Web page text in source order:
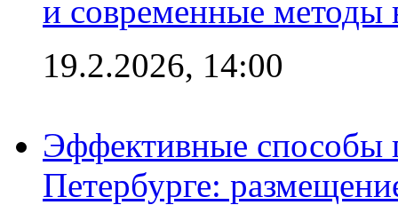
и современные методы
19.2.2026, 14:00
Эффективные способы
Петербурге: